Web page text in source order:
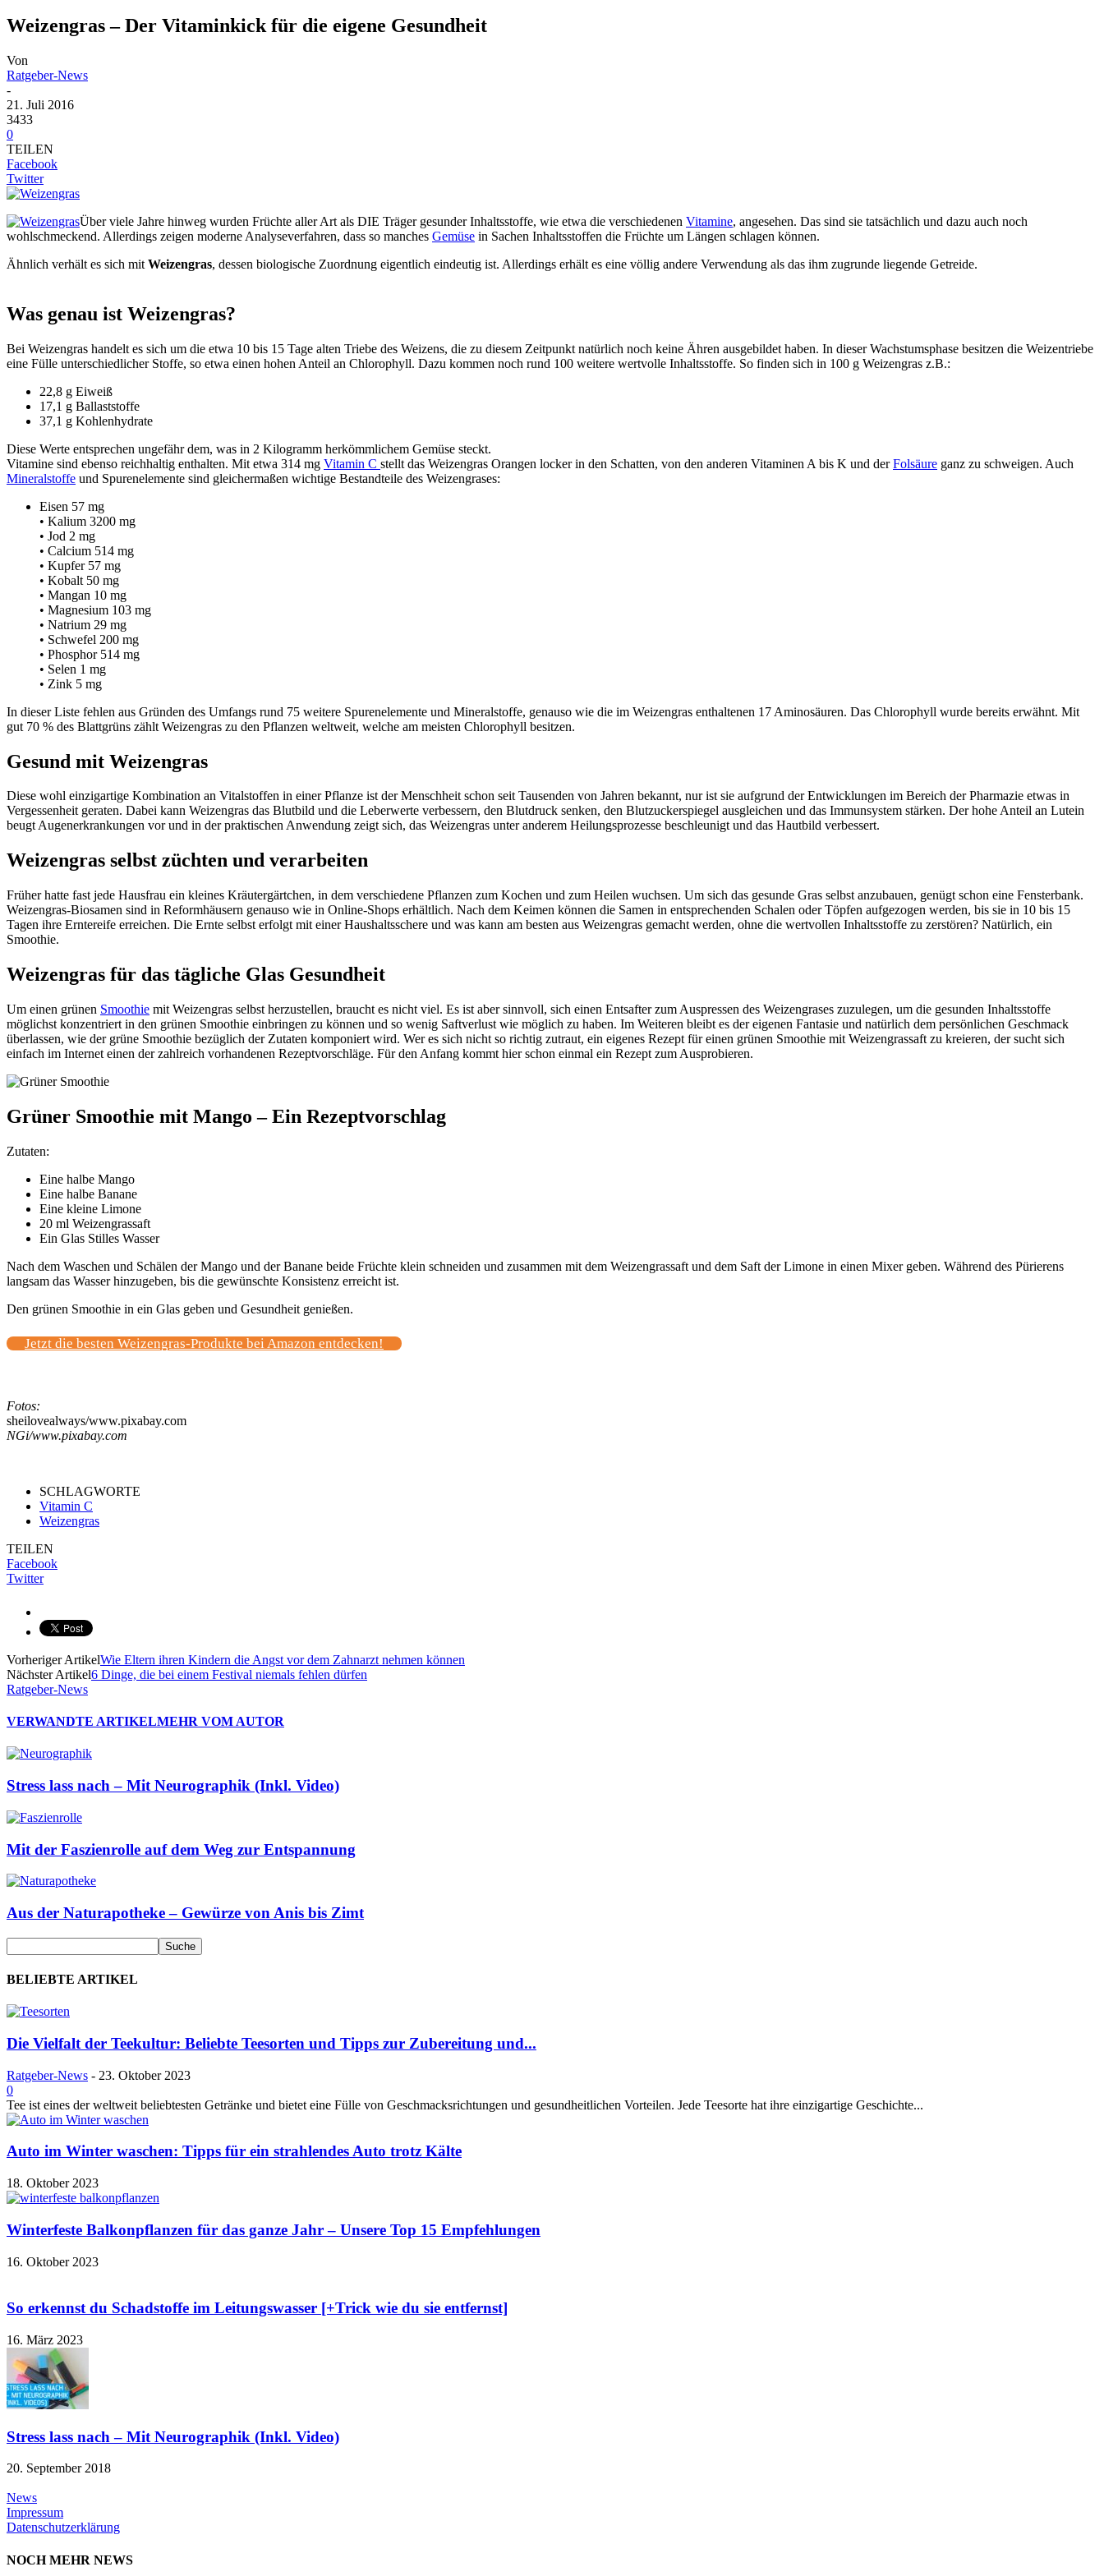
Weizengras – Der Vitaminkick für die eigene Gesundheit
Von
Ratgeber-News
-
21. Juli 2016
3433
0
TEILEN
Facebook
Twitter
Über viele Jahre hinweg wurden Früchte aller Art als DIE Träger gesunder Inhaltsstoffe, wie etwa die verschiedenen Vitamine, angesehen. Das sind sie tatsächlich und dazu auch noch
wohlschmeckend. Allerdings zeigen moderne Analyseverfahren, dass so manches Gemüse in Sachen Inhaltsstoffen die Früchte um Längen schlagen können.
Ähnlich verhält es sich mit Weizengras, dessen biologische Zuordnung eigentlich eindeutig ist. Allerdings erhält es eine völlig andere Verwendung als das ihm zugrunde liegende Getreide.
Was genau ist Weizengras?
Bei Weizengras handelt es sich um die etwa 10 bis 15 Tage alten Triebe des Weizens, die zu diesem Zeitpunkt natürlich noch keine Ähren ausgebildet haben. In dieser Wachstumsphase besitzen die Weizentriebe
eine Fülle unterschiedlicher Stoffe, so etwa einen hohen Anteil an Chlorophyll. Dazu kommen noch rund 100 weitere wertvolle Inhaltsstoffe. So finden sich in 100 g Weizengras z.B.:
22,8 g Eiweiß
17,1 g Ballaststoffe
37,1 g Kohlenhydrate
Diese Werte entsprechen ungefähr dem, was in 2 Kilogramm herkömmlichem Gemüse steckt.
Vitamine sind ebenso reichhaltig enthalten. Mit etwa 314 mg Vitamin C stellt das Weizengras Orangen locker in den Schatten, von den anderen Vitaminen A bis K und derFolsäure ganz zu schweigen. Auch
Mineralstoffe und Spurenelemente sind gleichermaßen wichtige Bestandteile des Weizengrases:
Eisen 57 mg
• Kalium 3200 mg
• Jod 2 mg
• Calcium 514 mg
• Kupfer 57 mg
• Kobalt 50 mg
• Mangan 10 mg
• Magnesium 103 mg
• Natrium 29 mg
• Schwefel 200 mg
• Phosphor 514 mg
• Selen 1 mg
• Zink 5 mg
In dieser Liste fehlen aus Gründen des Umfangs rund 75 weitere Spurenelemente und Mineralstoffe, genauso wie die im Weizengras enthaltenen 17 Aminosäuren. Das Chlorophyll wurde bereits erwähnt. Mit
gut 70 % des Blattgrüns zählt Weizengras zu den Pflanzen weltweit, welche am meisten Chlorophyll besitzen.
Gesund mit Weizengras
Diese wohl einzigartige Kombination an Vitalstoffen in einer Pflanze ist der Menschheit schon seit Tausenden von Jahren bekannt, nur ist sie aufgrund der Entwicklungen im Bereich der Pharmazie etwas in
Vergessenheit geraten. Dabei kann Weizengras das Blutbild und die Leberwerte verbessern, den Blutdruck senken, den Blutzuckerspiegel ausgleichen und das Immunsystem stärken. Der hohe Anteil an Lutein
beugt Augenerkrankungen vor und in der praktischen Anwendung zeigt sich, das Weizengras unter anderem Heilungsprozesse beschleunigt und das Hautbild verbessert.
Weizengras selbst züchten und verarbeiten
Früher hatte fast jede Hausfrau ein kleines Kräutergärtchen, in dem verschiedene Pflanzen zum Kochen und zum Heilen wuchsen. Um sich das gesunde Gras selbst anzubauen, genügt schon eine Fensterbank.
Weizengras-Biosamen sind in Reformhäusern genauso wie in Online-Shops erhältlich. Nach dem Keimen können die Samen in entsprechenden Schalen oder Töpfen aufgezogen werden, bis sie in 10 bis 15
Tagen ihre Erntereife erreichen. Die Ernte selbst erfolgt mit einer Haushaltsschere und was kann am besten aus Weizengras gemacht werden, ohne die wertvollen Inhaltsstoffe zu zerstören? Natürlich, ein
Smoothie.
Weizengras für das tägliche Glas Gesundheit
Um einen grünen Smoothie mit Weizengras selbst herzustellen, braucht es nicht viel. Es ist aber sinnvoll, sich einen Entsafter zum Auspressen des Weizengrases zuzulegen, um die gesunden Inhaltsstoffe
möglichst konzentriert in den grünen Smoothie einbringen zu können und so wenig Saftverlust wie möglich zu haben. Im Weiteren bleibt es der eigenen Fantasie und natürlich dem persönlichen Geschmack
überlassen, wie der grüne Smoothie bezüglich der Zutaten komponiert wird. Wer es sich nicht so richtig zutraut, ein eigenes Rezept für einen grünen Smoothie mit Weizengrassaft zu kreieren, der sucht sich
einfach im Internet einen der zahlreich vorhandenen Rezeptvorschläge. Für den Anfang kommt hier schon einmal ein Rezept zum Ausprobieren.
Grüner Smoothie mit Mango – Ein Rezeptvorschlag
Zutaten:
Eine halbe Mango
Eine halbe Banane
Eine kleine Limone
20 ml Weizengrassaft
Ein Glas Stilles Wasser
Nach dem Waschen und Schälen der Mango und der Banane beide Früchte klein schneiden und zusammen mit dem Weizengrassaft und dem Saft der Limone in einen Mixer geben. Während des Pürierens
langsam das Wasser hinzugeben, bis die gewünschte Konsistenz erreicht ist.
Den grünen Smoothie in ein Glas geben und Gesundheit genießen.
Jetzt die besten Weizengras-Produkte bei Amazon entdecken!
Fotos:
sheilovealways/www.pixabay.com
NGi/www.pixabay.com
SCHLAGWORTE
Vitamin C
Weizengras
TEILEN
Facebook
Twitter
Vorheriger ArtikelWie Eltern ihren Kindern die Angst vor dem Zahnarzt nehmen können
Nächster Artikel6 Dinge, die bei einem Festival niemals fehlen dürfen
Ratgeber-News
VERWANDTE ARTIKELMEHR VOM AUTOR
Stress lass nach – Mit Neurographik (Inkl. Video)
Mit der Faszienrolle auf dem Weg zur Entspannung
Aus der Naturapotheke – Gewürze von Anis bis Zimt
BELIEBTE ARTIKEL
Die Vielfalt der Teekultur: Beliebte Teesorten und Tipps zur Zubereitung und...
Ratgeber-News - 23. Oktober 2023
0
Tee ist eines der weltweit beliebtesten Getränke und bietet eine Fülle von Geschmacksrichtungen und gesundheitlichen Vorteilen. Jede Teesorte hat ihre einzigartige Geschichte...
Auto im Winter waschen: Tipps für ein strahlendes Auto trotz Kälte
18. Oktober 2023
Winterfeste Balkonpflanzen für das ganze Jahr – Unsere Top 15 Empfehlungen
16. Oktober 2023
So erkennst du Schadstoffe im Leitungswasser [+Trick wie du sie entfernst]
16. März 2023
Stress lass nach – Mit Neurographik (Inkl. Video)
20. September 2018
News
Impressum
Datenschutzerklärung
NOCH MEHR NEWS